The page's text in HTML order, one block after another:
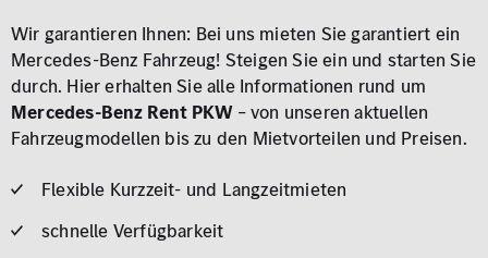
Wir garantieren Ihnen: Bei uns mieten Sie garantiert ein
Mercedes-Benz Fahrzeug! Steigen Sie ein und starten Sie
durch. Hier erhalten Sie alle Informationen rund um
Mercedes-Benz Rent PKW – von unseren aktuellen
Fahrzeugmodellen bis zu den Mietvorteilen und Preisen.
Flexible Kurzzeit- und Langzeitmieten
schnelle Verfügbarkeit